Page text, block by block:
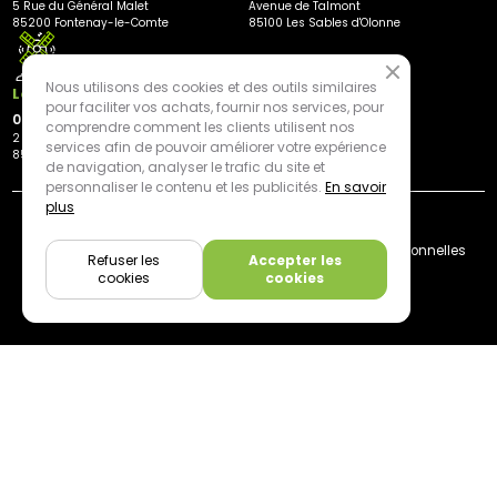
5 Rue du Général Malet
85200 Fontenay-le-Comte
Avenue de Talmont
85100 Les Sables d'Olonne
Les Herbiers
02 21 81 23 11
2 rue des Peupliers
85500 Les Herbiers
Livraison
Mentions légales
Données personnelles
Cookies
Nous utilisons des cookies et des outils similaires
pour faciliter vos achats, fournir nos services, pour
comprendre comment les clients utilisent nos
services afin de pouvoir améliorer votre expérience
de navigation, analyser le trafic du site et
personnaliser le contenu et les publicités. En savoir
plus
Accepter les
cookies
Refuser les
cookies